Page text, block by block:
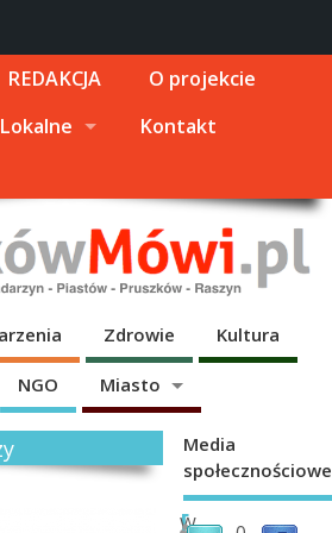
REDAKCJA
O projekcie
Lokalne
Kontakt
Zdrowie Kultura
NGO Miasto
[
W
Media
społecznościowe